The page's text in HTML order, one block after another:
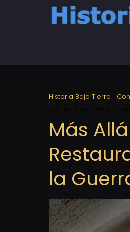
Historia Bajo Tierra
Más
la